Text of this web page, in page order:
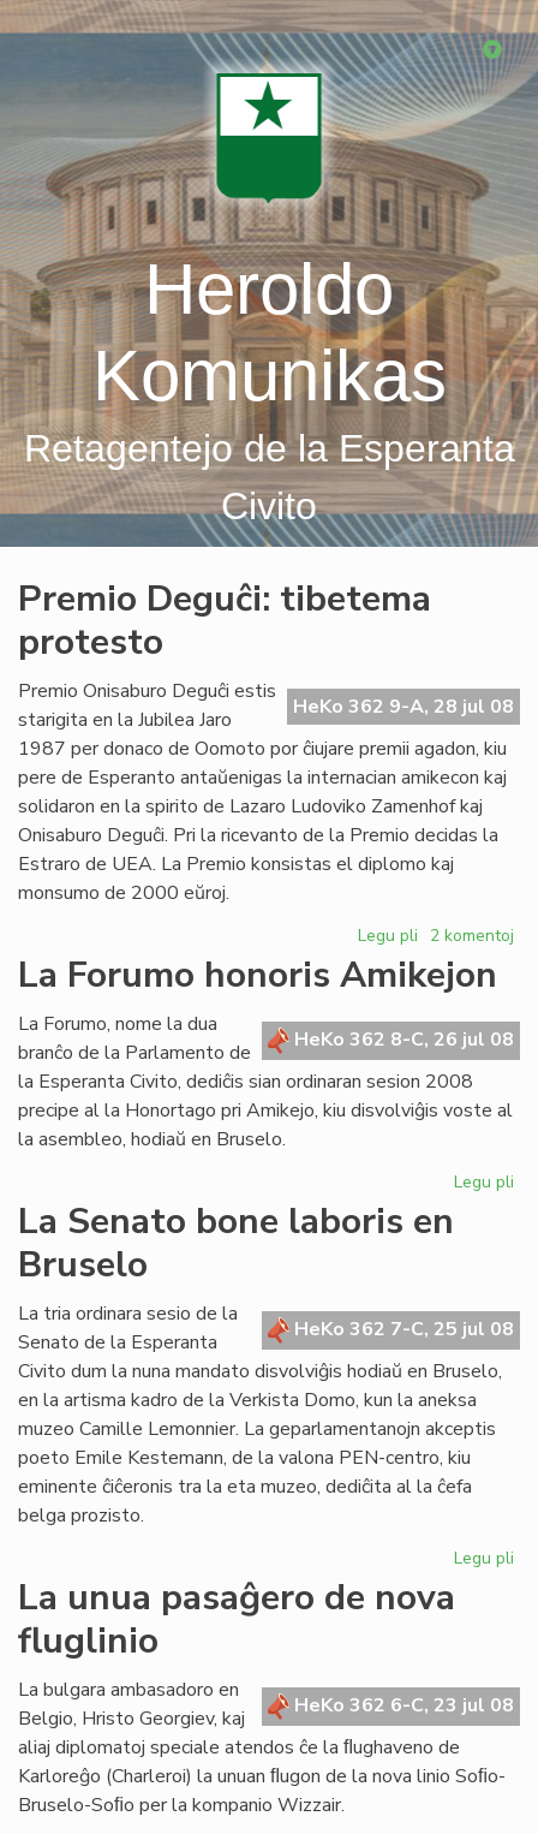
Skip
Heroldo
Komunikas
Retagentejo de la Esperanta
Civito
Premio Deguĉi: tibetema
protesto
HeKo 362 9-A, 28 jul 08
Premio Onisaburo Deguĉi estis
starigita en la Jubilea Jaro
1987 per donaco de Oomoto por ĉiujare premii agadon, kiu
pere de Esperanto antaŭenigas la internacian amikecon kaj
solidaron en la spirito de Lazaro Ludoviko Zamenhof kaj
Onisaburo Deguĉi. Pri la ricevanto de la Premio decidas la
Estraro de UEA. La Premio konsistas el diplomo kaj
monsumo de 2000 eŭroj.
Legu pli pri
Premio
Deguĉi:
protesto
2 komentoj
La Forumo honoris Amikejon
HeKo 362 8-C, 26 jul 08
La Forumo, nome la dua
branĉo de la Parlamento de
la Esperanta Civito, dediĉis sian ordinaran sesion 2008
precipe al la Honortago pri Amikejo, kiu disvolviĝis voste al
la asembleo, hodiaŭ en Bruselo.
Legu pli
La Senato bone laboris en
Bruselo
HeKo 362 7-C, 25 jul 08
La tria ordinara sesio de la
Senato de la Esperanta
Civito dum la nuna mandato disvolviĝis hodiaŭ en Bruselo,
en la artisma kadro de la Verkista Domo, kun la aneksa
muzeo Camille Lemonnier. La geparlamentanojn akceptis
poeto Emile Kestemann, de la valona PEN-centro, kiu
eminente ĉiĉeronis tra la eta muzeo, dediĉita al la ĉefa
belga prozisto.
Legu pli
en
La unua pasaĝero de nova
fluglinio
HeKo 362 6-C, 23 jul 08
La bulgara ambasadoro en
Belgio, Hristo Georgiev, kaj
aliaj diplomatoj speciale atendos ĉe la ﬂughaveno de
Karloreĝo (Charleroi) la unuan ﬂugon de la nova linio Soﬁo-
Bruselo-Soﬁo per la kompanio Wizzair.